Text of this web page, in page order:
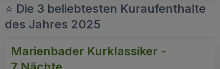
⭐ Die 3 beliebtesten Kuraufenthalte
des Jahres 2025
Marienbader Kurklassiker -